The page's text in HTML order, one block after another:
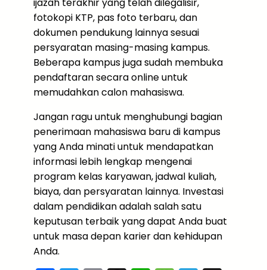
fotokopi KTP, pas foto terbaru, dan
dokumen pendukung lainnya sesuai
persyaratan masing-masing kampus.
Beberapa kampus juga sudah membuka
pendaftaran secara online untuk
memudahkan calon mahasiswa.
Jangan ragu untuk menghubungi bagian
penerimaan mahasiswa baru di kampus
yang Anda minati untuk mendapatkan
informasi lebih lengkap mengenai
program kelas karyawan, jadwal kuliah,
biaya, dan persyaratan lainnya. Investasi
dalam pendidikan adalah salah satu
keputusan terbaik yang dapat Anda buat
untuk masa depan karier dan kehidupan
Anda.